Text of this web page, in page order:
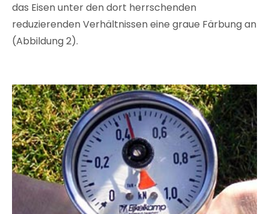
das Eisen unter den dort herrschenden
reduzierenden Verhältnissen eine graue Färbung an
(Abbildung 2).